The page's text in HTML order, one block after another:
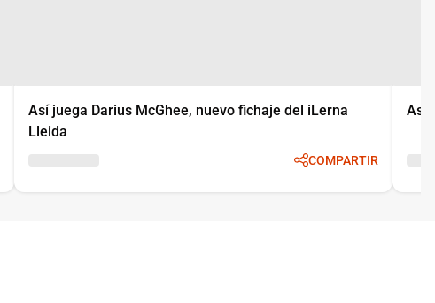
Así juega Darius McGhee, nuevo fichaje del iLerna
Lleida
COMPARTIR
Así